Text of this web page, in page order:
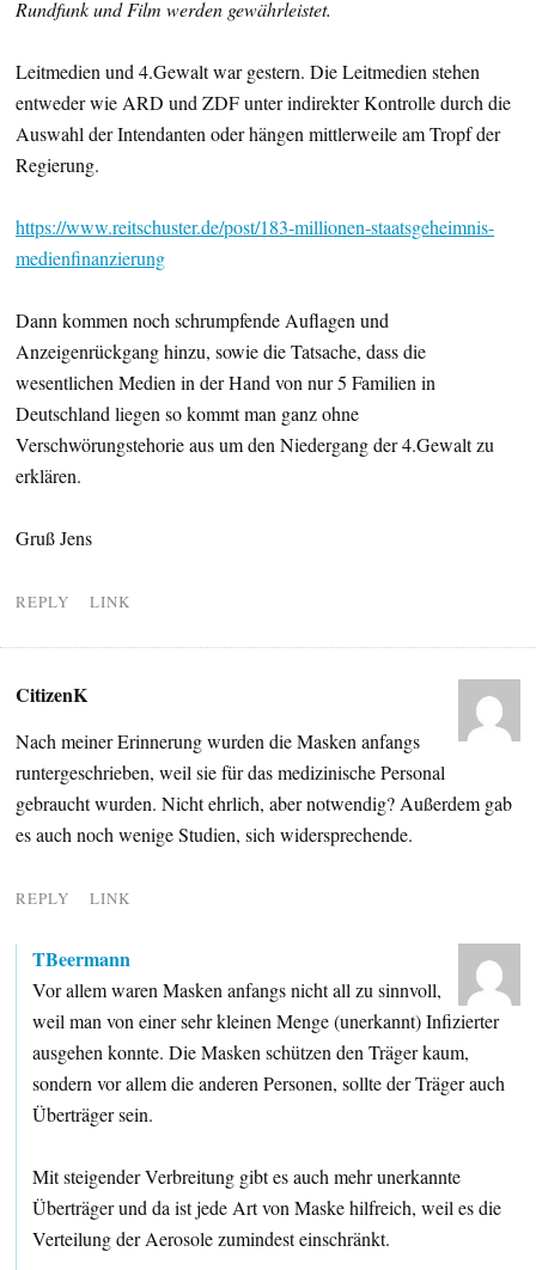
Rundfunk und Film werden gewährleistet.
Leitmedien und 4.Gewalt war gestern. Die Leitmedien stehen
entweder wie ARD und ZDF unter indirekter Kontrolle durch die
Auswahl der Intendanten oder hängen mittlerweile am Tropf der
Regierung.
https://www.reitschuster.de/post/183-millionen-staatsgeheimnis-
medienfinanzierung
Dann kommen noch schrumpfende Auflagen und
Anzeigenrückgang hinzu, sowie die Tatsache, dass die
wesentlichen Medien in der Hand von nur 5 Familien in
Deutschland liegen so kommt man ganz ohne
Verschwörungstehorie aus um den Niedergang der 4.Gewalt zu
erklären.
Gruß Jens
REPLY LINK
CitizenK
Nach meiner Erinnerung wurden die Masken anfangs
runtergeschrieben, weil sie für das medizinische Personal
gebraucht wurden. Nicht ehrlich, aber notwendig? Außerdem gab
es auch noch wenige Studien, sich widersprechende.
REPLY LINK
TBeermann
Vor allem waren Masken anfangs nicht all zu sinnvoll,
weil man von einer sehr kleinen Menge (unerkannt) Infizierter
ausgehen konnte. Die Masken schützen den Träger kaum,
sondern vor allem die anderen Personen, sollte der Träger auch
Überträger sein.
Mit steigender Verbreitung gibt es auch mehr unerkannte
Überträger und da ist jede Art von Maske hilfreich, weil es die
Verteilung der Aerosole zumindest einschränkt.